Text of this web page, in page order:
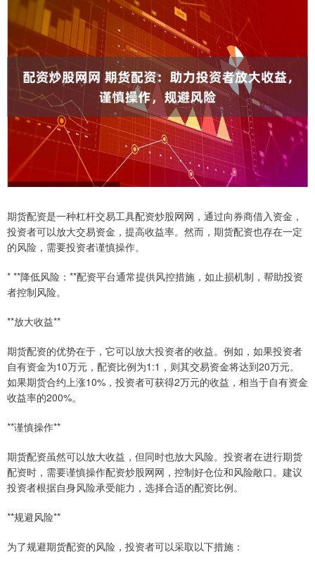
期货配资是一种杠杆交易工具配资炒股网网，通过向券商借入资金，
投资者可以放大交易资金，提高收益率。然而，期货配资也存在一定
的风险，需要投资者谨慎操作。
* **降低风险：**配资平台通常提供风控措施，如止损机制，帮助投资
者控制风险。
**放大收益**
期货配资的优势在于，它可以放大投资者的收益。例如，如果投资者
自有资金为10万元，配资比例为1:1，则其交易资金将达到20万元。
如果期货合约上涨10%，投资者可获得2万元的收益，相当于自有资金
收益率的200%。
**谨慎操作**
期货配资虽然可以放大收益，但同时也放大风险。投资者在进行期货
配资时，需要谨慎操作配资炒股网网，控制好仓位和风险敞口。建议
投资者根据自身风险承受能力，选择合适的配资比例。
**规避风险**
为了规避期货配资的风险，投资者可以采取以下措施：